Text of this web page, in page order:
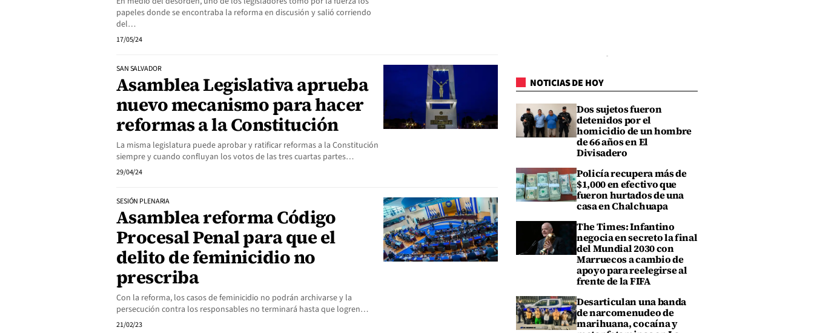
papeles donde se encontraba la reforma en discusión y salió corriendo
del…
17/05/24
SAN SALVADOR
Asamblea Legislativa aprueba
nuevo mecanismo para hacer
reformas a la Constitución
La misma legislatura puede aprobar y ratificar reformas a la Constitución
siempre y cuando confluyan los votos de las tres cuartas partes…
29/04/24
SESIÓN PLENARIA
Asamblea reforma Código
Procesal Penal para que el
delito de feminicidio no
prescriba
Con la reforma, los casos de feminicidio no podrán archivarse y la
persecución contra los responsables no terminará hasta que logren…
21/02/23
NOTICIAS DE HOY
Dos sujetos fueron
detenidos por el
homicidio de un hombre
de 66 años en El
Divisadero
Policía recupera más de
$1,000 en efectivo que
fueron hurtados de una
casa en Chalchuapa
The Times: Infantino
negocia en secreto la final
del Mundial 2030 con
Marruecos a cambio de
apoyo para reelegirse al
frente de la FIFA
Desarticulan una banda
de narcomenudeo de
marihuana, cocaína y